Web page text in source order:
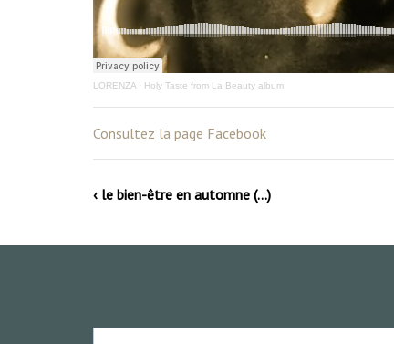
LORENZA · Holy Taste from La Beauty album
Consultez la page Facebook
‹ le bien-être en automne (…)